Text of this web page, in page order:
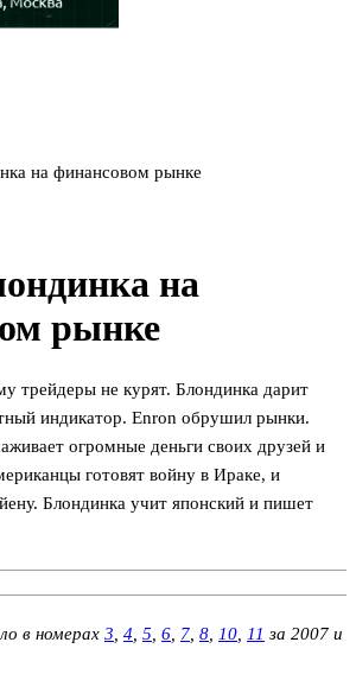
на финансовом рынке
на
рынке
трейдеры не курят. Блондинка дарит
индикатор. Enron обрушил рынки.
огромные деньги своих друзей и
готовят войну в Ираке, и
Блондинка учит японский и пишет
в номерах 3, 4, 5, 6, 7, 8, 10, 11 за 2007 и